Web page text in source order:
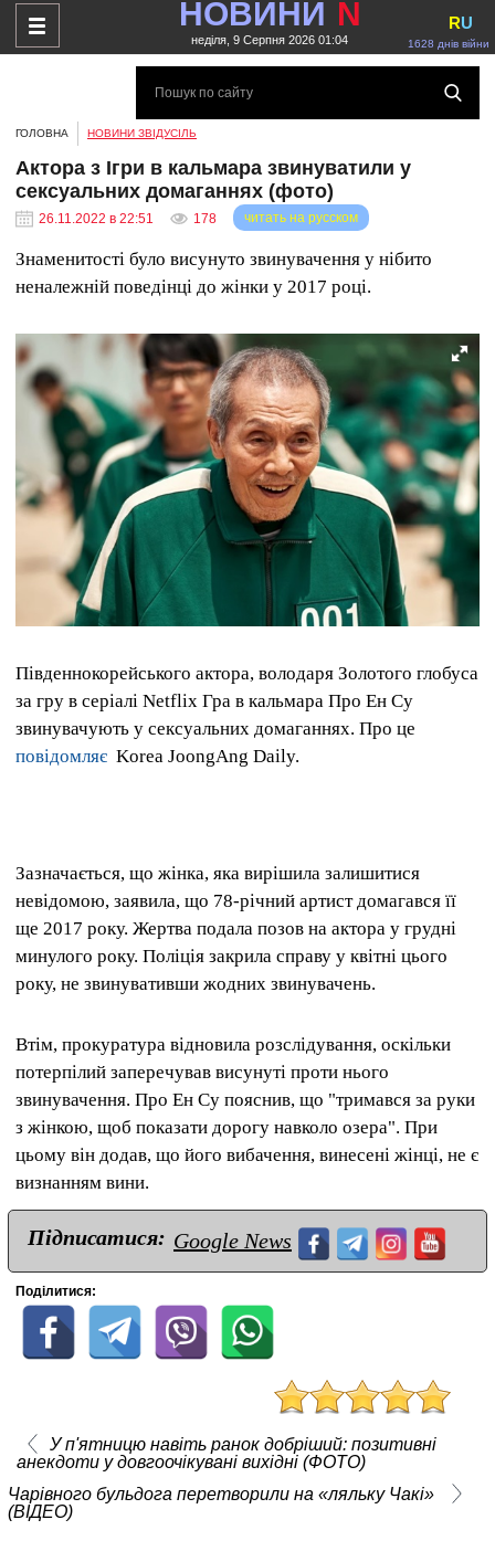
НОВИНИ N
неділя, 9 Серпня 2026 01:04 1628 днів війни
RU
ГОЛОВНА НОВИНИ ЗВІДУСІЛЬ
Актора з Ігри в кальмара звинуватили у
сексуальних домаганнях (фото)
26.11.2022 в 22:51 178 читать на русском
Знаменитості було висунуто звинувачення у нібито
неналежній поведінці до жінки у 2017 році.
Південнокорейського актора, володаря Золотого глобуса
за гру в серіалі Netflix Гра в кальмара Про Ен Су
звинувачують у сексуальних домаганнях. Про це
повідомляє Korea JoongAng Daily.
Зазначається, що жінка, яка вирішила залишитися
невідомою, заявила, що 78-річний артист домагався її
ще 2017 року. Жертва подала позов на актора у грудні
минулого року. Поліція закрила справу у квітні цього
року, не звинувативши жодних звинувачень.
Втім, прокуратура відновила розслідування, оскільки
потерпілий заперечував висунуті проти нього
звинувачення. Про Ен Су пояснив, що "тримався за руки
з жінкою, щоб показати дорогу навколо озера". При
цьому він додав, що його вибачення, винесені жінці, не є
визнанням вини.
Підписатися: Google News
Поділитися:
У п'ятницю навіть ранок добріший: позитивні
анекдоти у довгоочікувані вихідні (ФОТО)
Чарівного бульдога перетворили на «ляльку Чакі»
(ВІДЕО)